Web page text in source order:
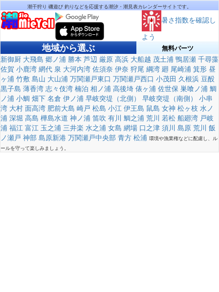
潮干狩り 磯遊び 釣りなどを応援する潮汐・潮見表カレンダーサイトです。
暑さ指数を確認し
よう
地域から選ぶ 無料パーツ
新御厨 大飛島 郷ノ浦 勝本 芦辺 厳原 高浜 大船越 茂土浦 鴨居瀬 千尋藻
佐賀 小鹿湾 網代 泉 大河内湾 佐須奈 伊奈 狩尾 綱湾 廻 尾崎浦 箕形 昼
ヶ浦 竹敷 島山 大山浦 万関瀬戸東口 万関瀬戸西口 小茂田 久根浜 豆酘
黒子島 薄香湾 志々伎湾 楠泊 相ノ浦 高後埼 俵ヶ浦 佐世保 巣喰ノ浦 鯛
ノ浦 小鯛 畑下 名倉 伊ノ浦 早岐突堤（北側） 早岐突堤（南側）
小串
湾 大村 面高湾 肥前大島 崎戸 松島 小江 伊王島 鼠島 女神 松ヶ枝 水ノ
浦 深堀 高島 樺島水道 神ノ浦 笛吹 有川 鯛之浦 荒川 若松 船廻湾 戸岐
浦 福江 富江 玉之浦 三井楽 水之浦 女島 網場 口之津 須川 島原 荒川 飯
ノ瀬戸 神部 島原新港 万関瀬戸中央部 青方 松浦 環境や漁業権などに配慮し、ル
ールを守って楽しみましょう。